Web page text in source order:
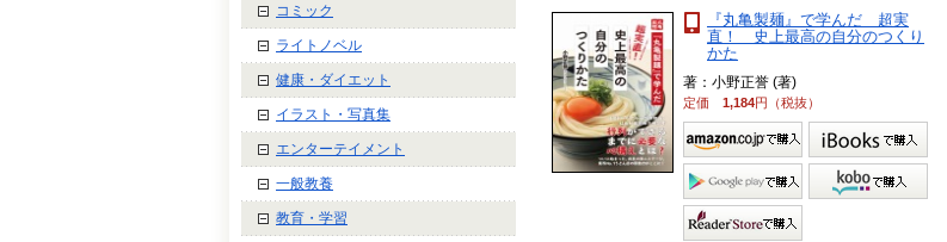
『丸亀製麺』で学んだ 超実
直！ 史上最高の自分のつくり
かた
著：小野正誉 (著)
定価 1,184円（税抜）
コミック
ライトノベル
健康・ダイエット
イラスト・写真集
エンターテイメント
一般教養
教育・学習